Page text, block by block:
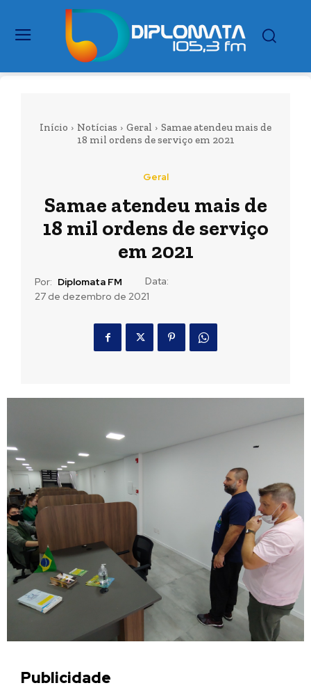
Início Notícias Geral
Samae atendeu mais de
18 mil ordens de serviço em 2021
Geral
Samae atendeu mais de
18 mil ordens de serviço
em 2021
Por: Diplomata FM
Data:
27 de dezembro de 2021
Publicidade